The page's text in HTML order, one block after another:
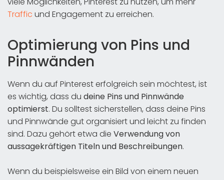
Traffic und Engagement zu erreichen.
Optimierung von Pins und
Pinnwänden
Wenn du auf Pinterest erfolgreich sein möchtest, ist
es wichtig, dass du deine Pins und Pinnwände
optimierst. Du solltest sicherstellen, dass deine Pins
und Pinnwände gut organisiert und leicht zu finden
sind. Dazu gehört etwa die Verwendung von
aussagekräftigen Titeln und Beschreibungen.
Wenn du beispielsweise ein Bild von einem neuen